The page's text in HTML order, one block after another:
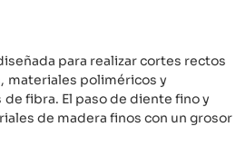
para realizar cortes rectos
materiales poliméricos y
fibra. El paso de diente fino y
de madera finos con un grosor